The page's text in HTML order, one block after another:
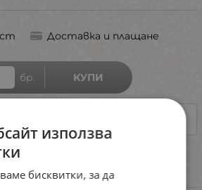
Доставка и плащане
бр. КУПИ
използва
бисквитки, за да